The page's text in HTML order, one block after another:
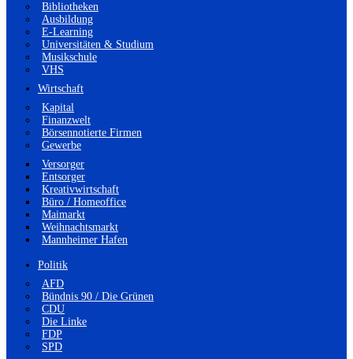
Bibliotheken
Ausbildung
E-Learning
Universitäten & Studium
Musikschule
VHS
Wirtschaft
Kapital
Finanzwelt
Börsennotierte Firmen
Gewerbe
Versorger
Entsorger
Kreativwirtschaft
Büro / Homeoffice
Maimarkt
Weihnachtsmarkt
Mannheimer Hafen
Politik
AFD
Bündnis 90 / Die Grünen
CDU
Die Linke
FDP
SPD